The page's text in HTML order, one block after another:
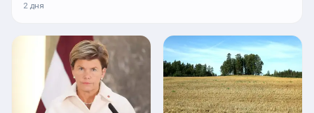
2 дня